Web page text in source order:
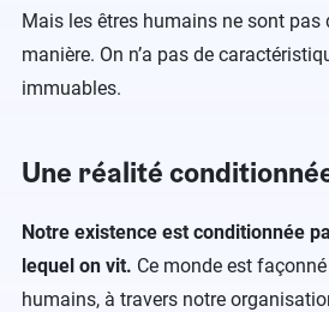
Mais les êtres humains ne sont pas
manière. On n’a pas de
immuables.
Une réalité
Notre existence est conditionnée
lequel on vit. Ce monde est
humains, à travers notre